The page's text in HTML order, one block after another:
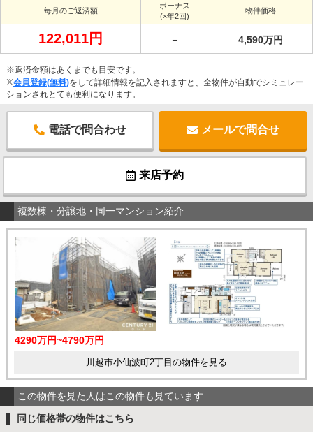
毎月のご返済額
ボーナス
(×年2回)
物件価格
122,011円 － 4,590万円
※返済金額はあくまでも目安です。
※会員登録(無料)をして詳細情報を記入されますと、全物件が自動でシミュレー
ションされとても便利になります。
電話で問合わせ メールで問合せ
来店予約
複数棟・分譲地・同一マンション紹介
4290万円~4790万円
川越市小仙波町2丁目の物件を見る
この物件を見た人はこの物件も見ています
同じ価格帯の物件はこちら